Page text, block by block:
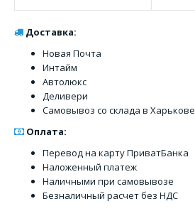
Доставка:
Новая Почта
Интайм
Автолюкс
Деливери
Самовывоз со склада в Харькове
Оплата:
Перевод на карту ПриватБанка
Наложенный платеж
Наличными при самовывозе
Безналичный расчет без НДС